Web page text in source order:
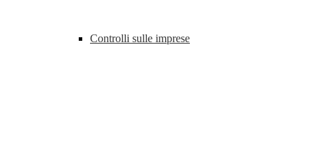
Controlli sulle imprese